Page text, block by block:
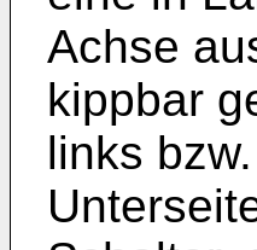
Achse
kippbar
links